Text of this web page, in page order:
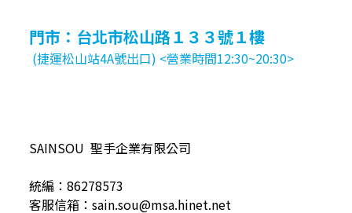
門市：台北市松山路１３３號１樓
(捷運松山站4A號出口) <營業時間12:30~20:30>
SAINSOU 聖手企業有限公司
統編：86278573
客服信箱：sain.sou@msa.hinet.net